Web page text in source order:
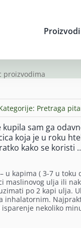
Proizvodi
proizvodima
Pretraga
sam ga
koja je u roku
kako se koristi
kapima ( 3-7 u
maslinovog ulja ili
po 2 kapi ulja.
nekoliko